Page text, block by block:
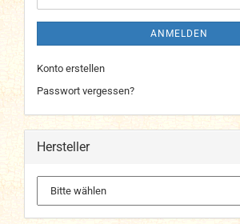
ANMELDEN
Konto erstellen
Passwort vergessen?
Hersteller